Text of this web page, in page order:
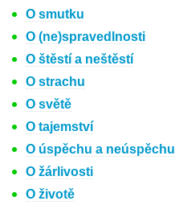
O smutku
O (ne)spravedlnosti
O štěstí a neštěstí
O strachu
O světě
O tajemství
O úspěchu a neúspěchu
O žárlivosti
O životě